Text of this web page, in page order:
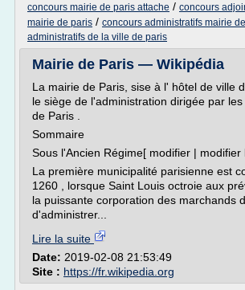
concours mairie de paris attache / concours
mairie de paris / concours administratifs mairie
administratifs de la ville de paris
Mairie de Paris — Wikipédia
La mairie de Paris, sise à l' hôtel de ville
le siège de l'administration dirigée par
de Paris .
Sommaire
Sous l'Ancien Régime[ modifier | modifier
La première municipalité parisienne est
1260 , lorsque Saint Louis octroie aux
la puissante corporation des marchands
d'administrer...
Lire la suite
Date: 2019-02-08 21:53:49
Site : https://fr.wikipedia.org